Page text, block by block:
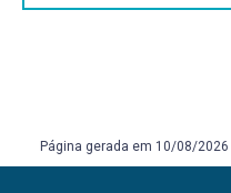
Página gerada em 10/08/